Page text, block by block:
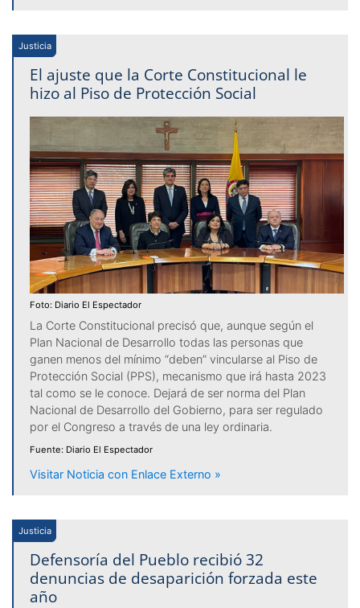
Justicia
El ajuste que la Corte Constitucional le
hizo al Piso de Protección Social
Foto: Diario El Espectador
La Corte Constitucional precisó que, aunque según el
Plan Nacional de Desarrollo todas las personas que
ganen menos del mínimo “deben” vincularse al Piso de
Protección Social (PPS), mecanismo que irá hasta 2023
tal como se le conoce. Dejará de ser norma del Plan
Nacional de Desarrollo del Gobierno, para ser regulado
por el Congreso a través de una ley ordinaria.
Fuente: Diario El Espectador
Visitar Noticia con Enlace Externo »
Justicia
Defensoría del Pueblo recibió 32
denuncias de desaparición forzada este
año